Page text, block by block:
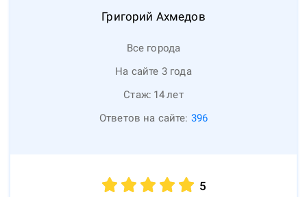
Григорий Ахмедов
Все города
На сайте 3 года
Стаж: 14лет
Ответов на сайте: 396
5